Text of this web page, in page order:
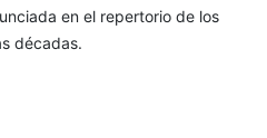
en el repertorio de los
décadas.